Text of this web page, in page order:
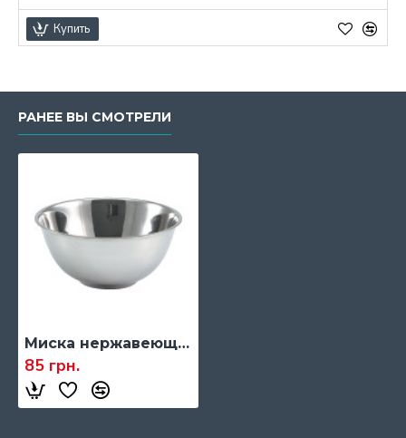
Купить
РАНЕЕ ВЫ СМОТРЕЛИ
Миска нержавеющая Empire, 240 мм, 2,1 л.
85 грн.